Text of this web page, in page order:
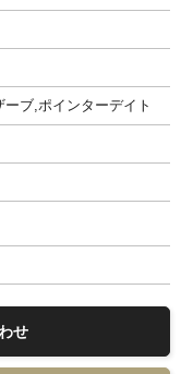
ブ,ポインターデイト
せ